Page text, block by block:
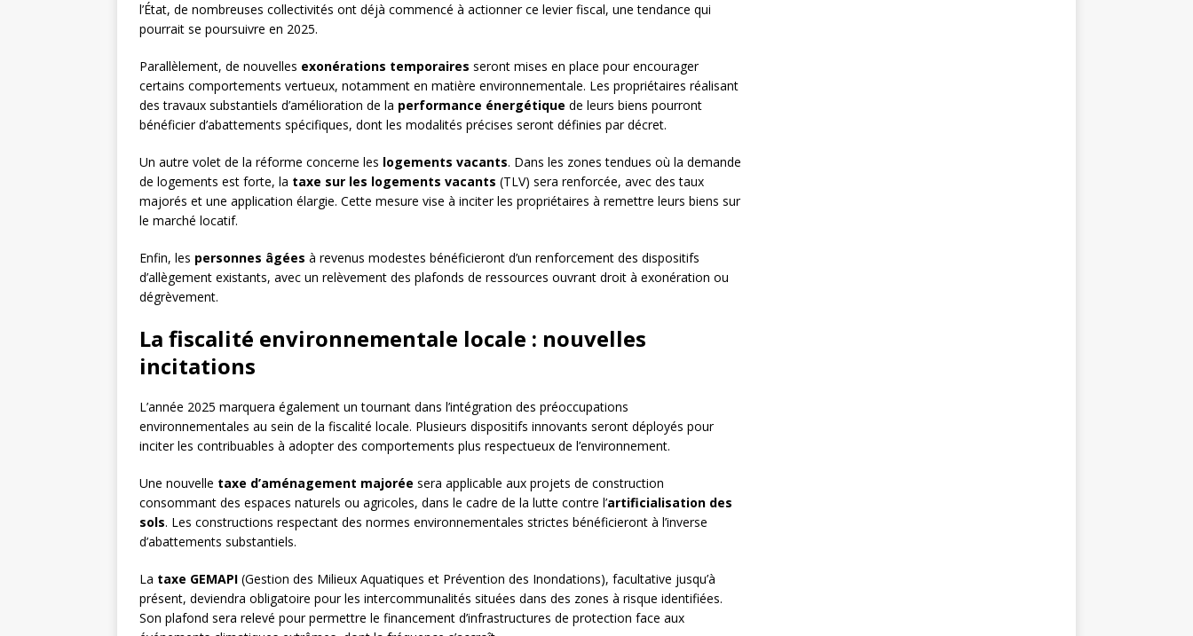
l’État, de nombreuses collectivités ont déjà commencé à actionner ce levier fiscal, une tendance qui
pourrait se poursuivre en 2025.
Parallèlement, de nouvelles exonérations temporaires seront mises en place pour encourager
certains comportements vertueux, notamment en matière environnementale. Les propriétaires réalisant
des travaux substantiels d’amélioration de la performance énergétique de leurs biens pourront
bénéficier d’abattements spécifiques, dont les modalités précises seront définies par décret.
Un autre volet de la réforme concerne les logements vacants. Dans les zones tendues où la demande
de logements est forte, la taxe sur les logements vacants (TLV) sera renforcée, avec des taux
majorés et une application élargie. Cette mesure vise à inciter les propriétaires à remettre leurs biens sur
le marché locatif.
Enfin, les personnes âgées à revenus modestes bénéficieront d’un renforcement des dispositifs
d’allègement existants, avec un relèvement des plafonds de ressources ouvrant droit à exonération ou
dégrèvement.
La fiscalité environnementale locale : nouvelles
incitations
L’année 2025 marquera également un tournant dans l’intégration des préoccupations
environnementales au sein de la fiscalité locale. Plusieurs dispositifs innovants seront déployés pour
inciter les contribuables à adopter des comportements plus respectueux de l’environnement.
Une nouvelle taxe d’aménagement majorée sera applicable aux projets de construction
consommant des espaces naturels ou agricoles, dans le cadre de la lutte contre l’artificialisation des
sols. Les constructions respectant des normes environnementales strictes bénéficieront à l’inverse
d’abattements substantiels.
La taxe GEMAPI (Gestion des Milieux Aquatiques et Prévention des Inondations), facultative jusqu’à
présent, deviendra obligatoire pour les intercommunalités situées dans des zones à risque identifiées.
Son plafond sera relevé pour permettre le financement d’infrastructures de protection face aux